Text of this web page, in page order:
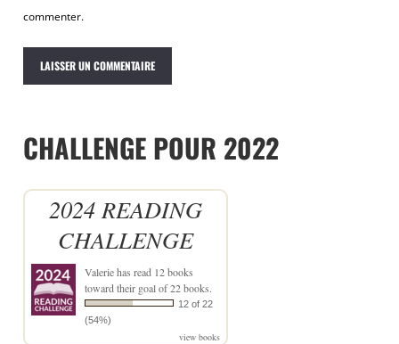
commenter.
CHALLENGE POUR 2022
2024 READING
CHALLENGE
Valeriehas read 12 books
toward their goal of 22 books.
12 of 22
(54%)
view books